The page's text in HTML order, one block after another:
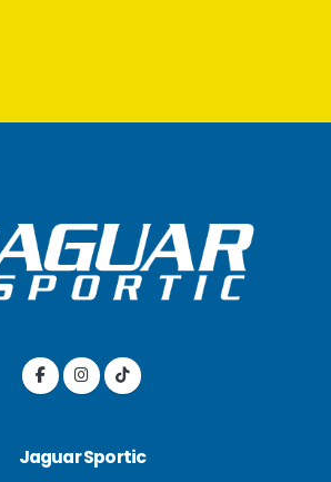
Jaguar Sportic